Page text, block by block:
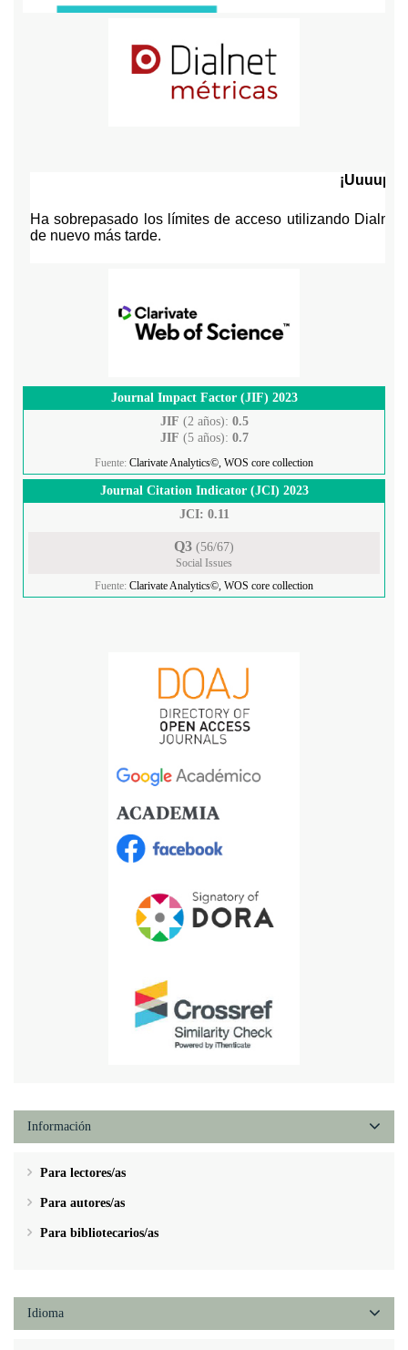
Journal Impact Factor (JIF) 2023
JIF (2 años): 0.5
JIF (5 años): 0.7
Fuente: Clarivate Analytics©, WOS core collection
Journal Citation Indicator (JCI) 2023
JCI: 0.11
Q3 (56/67)
Social Issues
Fuente: Clarivate Analytics©, WOS core collection
Información
Para lectores/as
Para autores/as
Para bibliotecarios/as
Idioma